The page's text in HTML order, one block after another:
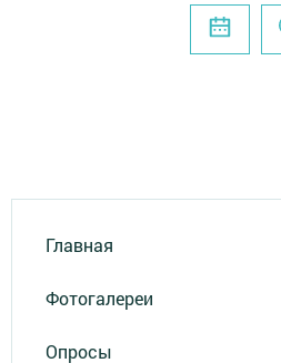
Главная
Фотогалереи
Опросы